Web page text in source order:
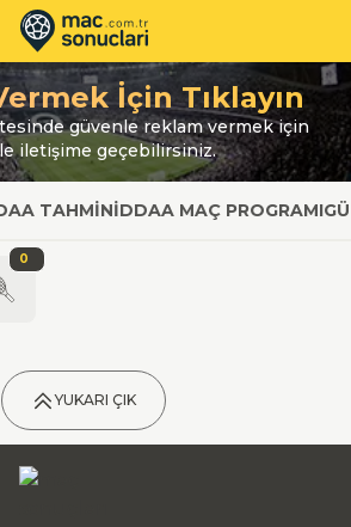
İçin Tıklayın
güvenle reklam vermek için
iletişime geçebilirsiniz.
TAHMINİDDAA MAÇ PROGRAMI
0
YUKARI ÇIK